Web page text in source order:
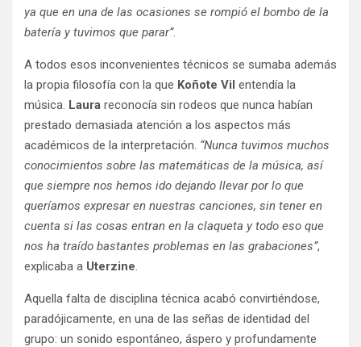
ya que en una de las ocasiones se rompió el bombo de la
batería y tuvimos que parar”.
A todos esos inconvenientes técnicos se sumaba además
la propia filosofía con la que Koñote Vil entendía la
música. Laura reconocía sin rodeos que nunca habían
prestado demasiada atención a los aspectos más
académicos de la interpretación. “Nunca tuvimos muchos
conocimientos sobre las matemáticas de la música, así
que siempre nos hemos ido dejando llevar por lo que
queríamos expresar en nuestras canciones, sin tener en
cuenta si las cosas entran en la claqueta y todo eso que
nos ha traído bastantes problemas en las grabaciones”,
explicaba a Uterzine.
Aquella falta de disciplina técnica acabó convirtiéndose,
paradójicamente, en una de las señas de identidad del
grupo: un sonido espontáneo, áspero y profundamente